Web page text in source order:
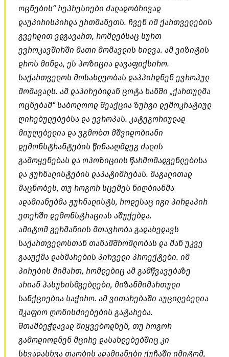
ოცნების“ რეპრესიები ძალადობრივად
დაუპირისპირდა ერთმანეთს. ჩვენ იმ ქართველების
გვერდით ვდგავართ, რომლებსაც სურთ
ევროკავშირში მათი მომავლის ხილვა. ამ ვიზიტის
დროს მინდა, ეს პოზიცია დავაფიქსირო.
საქართველოს მოსახლეობას დაჰპირდნენ ევროპულ
მომავალს. ამ დაპირებიდან ცოტა ხანში „ქართულმა
ოცნებამ“ საბოლოოდ შეაქცია ზურგი დემოკრატიულ
ღირებულებებსა და ევროპას. კატეგორიულად
მიუღებელია და ვგმობთ მშვიდობიანი
დემონსტრანტების წინააღმდეგ ძალის
გამოყენებას და ოპოზიციის წარმომადგენლებისა
და ჟურნალისტების დაპატიმრებას. მაგალითად
მაცნობეს, თუ როგორ სცემეს ნიღბიანმა
ადამიანებმა ჟურნალისტს, როდესაც იგი პირდაპირ
ეთერში დემონსტრაციას აშუქებდა.
ამიტომ გერმანიის მთავრობა გადახედავს
საქართველოსთან თანამშრომლობას და მან უკვე
გააუქმა დახმარების პირველი პროექტები. იმ
პირების მიმართ, რომლებიც ამ გამწვავებაზე
არიან პასუხისმგებლები, მიზანმიმართული
სანქციებია საჭირო. ამ ვითარებაში აუცილებელია
მკაფიო ღონისძიებების გატარება.
შთამბეჭდავად მიყვებოდნენ, თუ როგორ
გამოდიოდნენ მცირე დასახლებებშიც კი
სხვადასხვა თაობის ადამიანები ქუჩაში იმიტომ,